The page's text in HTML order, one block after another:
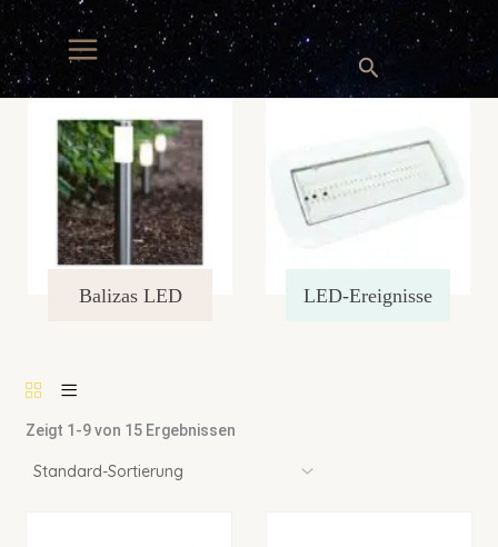
springen
Suche
Balizas LED LED-Ereignisse
Zeigt 1-9 von 15 Ergebnissen